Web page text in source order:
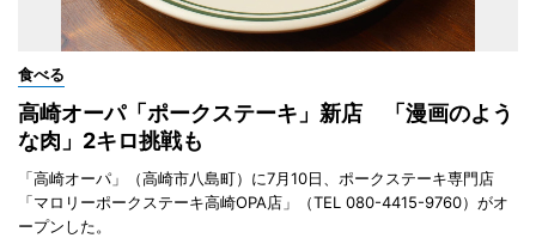
食べる
高崎オーパ「ポークステーキ」新店 「漫画のよう
な肉」2キロ挑戦も
「高崎オーパ」（高崎市八島町）に7月10日、ポークステーキ専門店
「マロリーポークステーキ高崎OPA店」（TEL 080-4415-9760）がオ
ープンした。